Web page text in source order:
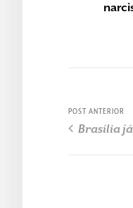
POST ANTERIOR
Brasília